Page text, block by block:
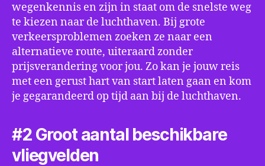
wegenkennis en zijn in staat om de snelste weg
te kiezen naar de luchthaven. Bij grote
verkeersproblemen zoeken ze naar een
alternatieve route, uiteraard zonder
prijsverandering voor jou. Zo kan je jouw reis
met een gerust hart van start laten gaan en kom
je gegarandeerd op tijd aan bij de luchthaven.
#2 Groot aantal beschikbare
vliegvelden